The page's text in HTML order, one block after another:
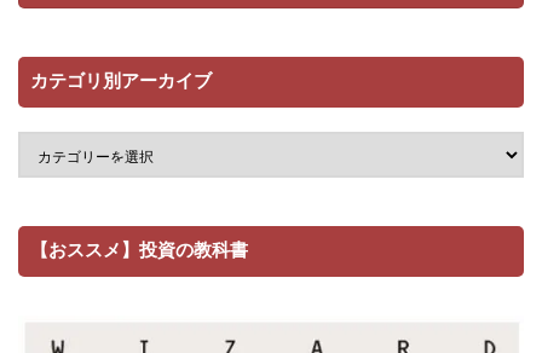
カテゴリ別アーカイブ
【おススメ】投資の教科書